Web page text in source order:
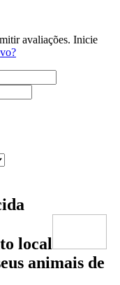
avaliações. Inicie
local
animais de